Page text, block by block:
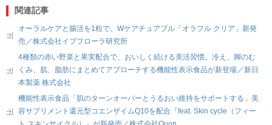
関連記事
オーラルケアと腸活を1粒で。Wケアチュアブル「オラフル クリア」新発
売／株式会社イブフローラ研究所
4種類の赤い野菜と果実配合で、おいしく続ける美活習慣。冷え、脚のむ
くみ、肌、脂肪にまとめてアプローチする機能性表示食品が新登場／新日
本製薬 株式会社
機能性表示食品「肌のターンオーバーとうるおい維持をサポートする」美
容サプリメント還元型コエンザイムQ10を配合『feat. Skin cycle（フィー